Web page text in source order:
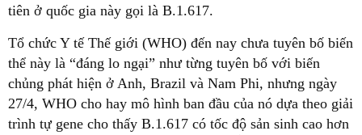
tiên ở quốc gia này gọi là B.1.617.
Tổ chức Y tế Thế giới (WHO) đến nay chưa tuyên bố biến
thể này là “đáng lo ngại” như từng tuyên bố với biến
chủng phát hiện ở Anh, Brazil và Nam Phi, nhưng ngày
27/4, WHO cho hay mô hình ban đầu của nó dựa theo giải
trình tự gene cho thấy B.1.617 có tốc độ sản sinh cao hơn